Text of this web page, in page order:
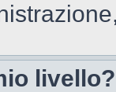
livello?